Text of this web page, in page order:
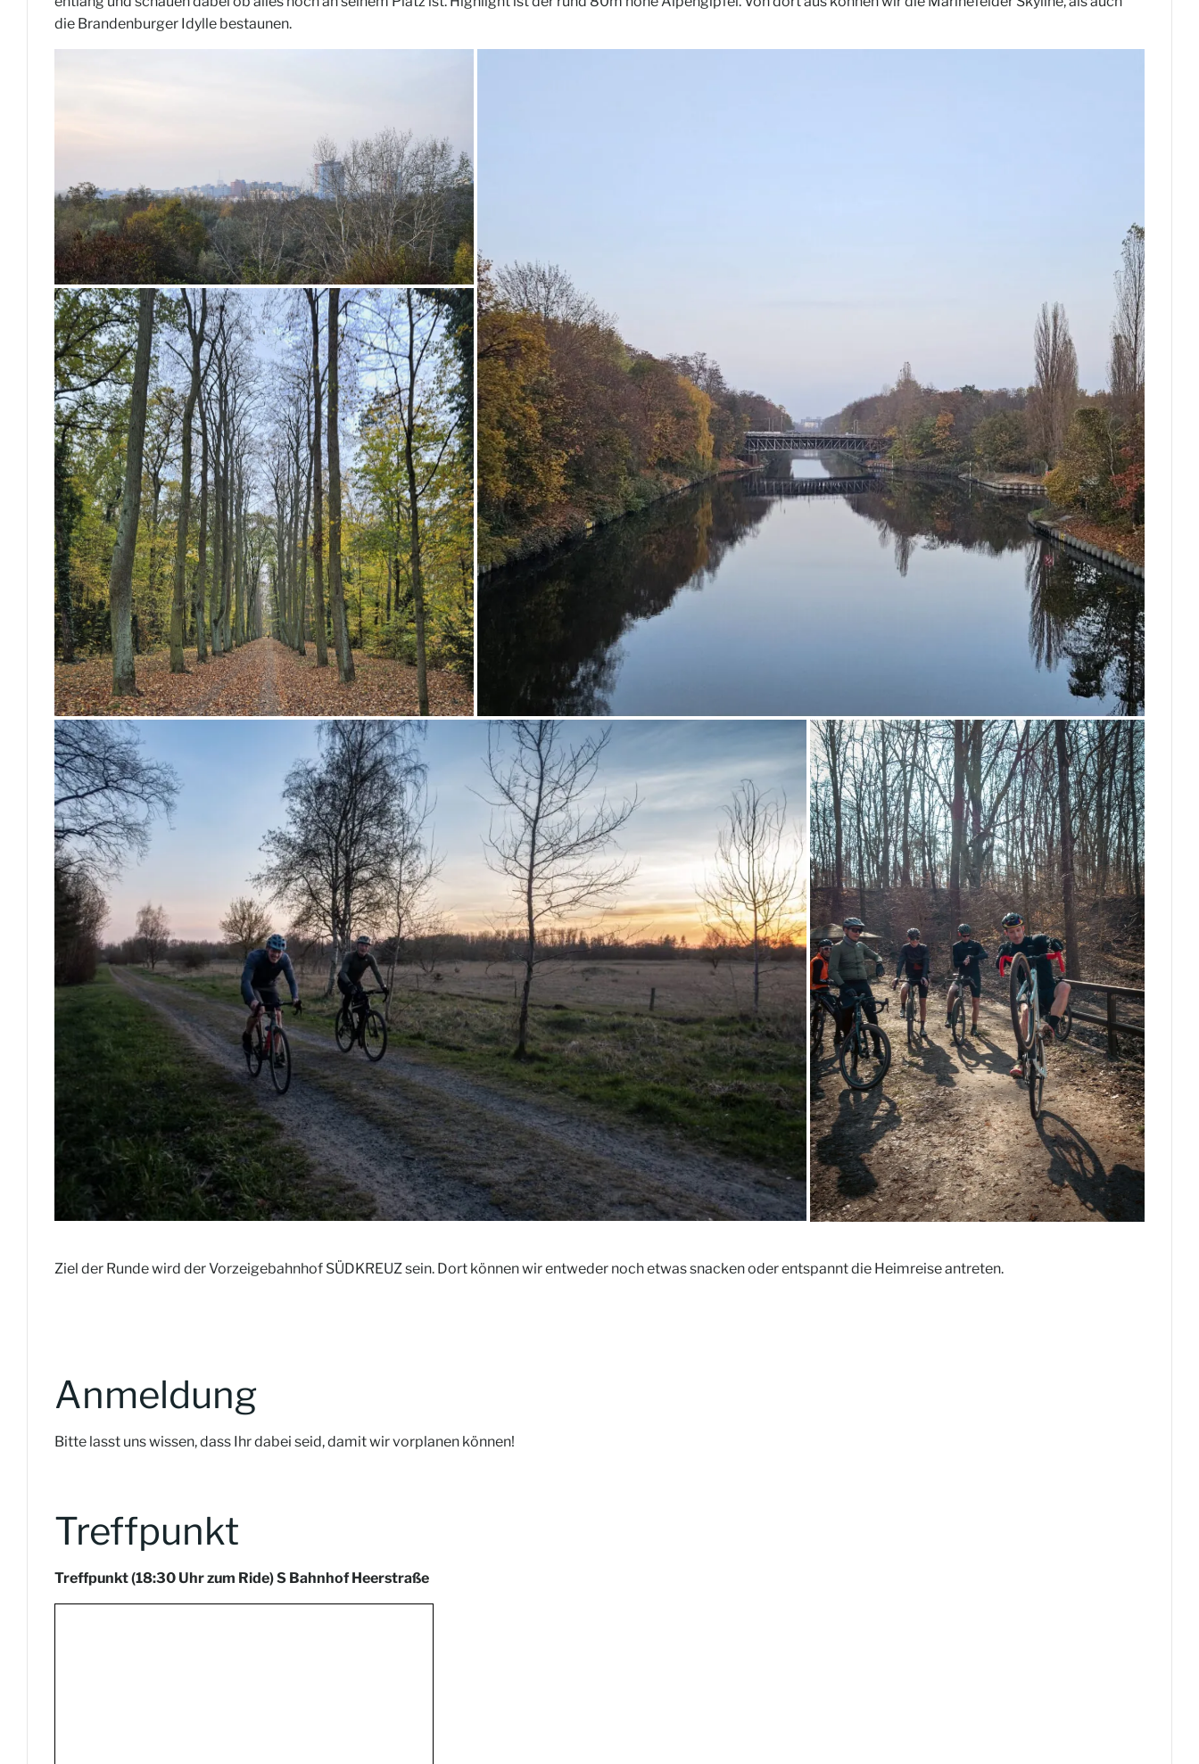
die Brandenburger Idylle bestaunen.
Ziel der Runde wird der Vorzeigebahnhof SÜDKREUZ sein. Dort können wir entweder noch etwas snacken oder entspannt die Heimreise antreten.
Anmeldung
Bitte lasst uns wissen, dass Ihr dabei seid, damit wir vorplanen können!
Treffpunkt
Treffpunkt (18:30 Uhr zum Ride) S Bahnhof Heerstraße